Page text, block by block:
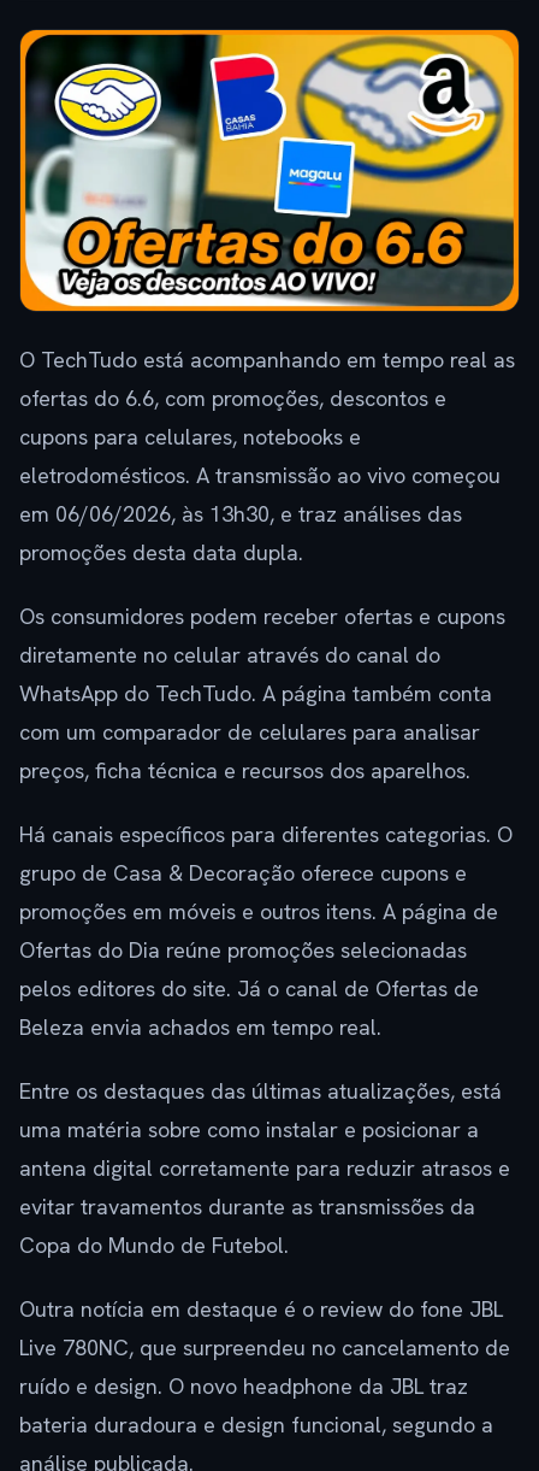
O TechTudo está acompanhando em tempo real as
ofertas do 6.6, com promoções, descontos e
cupons para celulares, notebooks e
eletrodomésticos. A transmissão ao vivo começou
em 06/06/2026, às 13h30, e traz análises das
promoções desta data dupla.
Os consumidores podem receber ofertas e cupons
diretamente no celular através do canal do
WhatsApp do TechTudo. A página também conta
com um comparador de celulares para analisar
preços, ficha técnica e recursos dos aparelhos.
Há canais específicos para diferentes categorias. O
grupo de Casa & Decoração oferece cupons e
promoções em móveis e outros itens. A página de
Ofertas do Dia reúne promoções selecionadas
pelos editores do site. Já o canal de Ofertas de
Beleza envia achados em tempo real.
Entre os destaques das últimas atualizações, está
uma matéria sobre como instalar e posicionar a
antena digital corretamente para reduzir atrasos e
evitar travamentos durante as transmissões da
Copa do Mundo de Futebol.
Outra notícia em destaque é o review do fone JBL
Live 780NC, que surpreendeu no cancelamento de
ruído e design. O novo headphone da JBL traz
bateria duradoura e design funcional, segundo a
análise publicada.